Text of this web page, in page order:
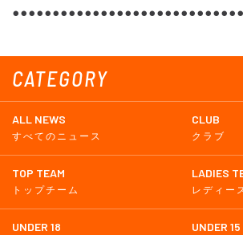
CATEGORY
ALL NEWS
すべてのニュース
CLUB
クラブ
TOP TEAM
トップチーム
LADIES
レディー
UNDER 18 UNDER 15